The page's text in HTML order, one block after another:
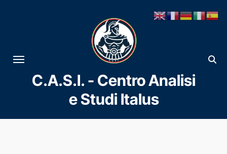
al
contenuto
C.A.S.I. - Centro Analisi
e Studi Italus